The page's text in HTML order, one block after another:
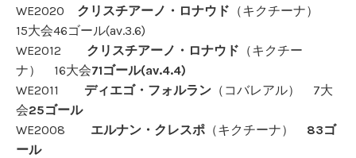
WE2020 クリスチアーノ・ロナウド （キクチーナ）
15大会46ゴール(av.3.6)
WE2012 クリスチアーノ・ロナウド （キクチー
ナ） 16大会71ゴール(av.4.4)
WE2011 ディエゴ・フォルラン （コバレアル） 7大
会25ゴール
WE2008 エルナン・クレスポ （キクチーナ） 83ゴ
ール